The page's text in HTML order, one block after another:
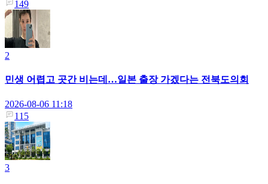
149
2
민생 어렵고 곳간 비는데…일본 출장 가겠다는 전북도의회
2026-08-06 11:18
115
3